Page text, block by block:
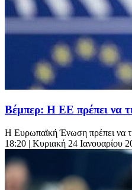
Βέμπερ: Η ΕΕ πρέπει να
Η Ευρωπαϊκή Ένωση πρέπει να
18:20 | Κυριακή 24 Ιανουαρίου